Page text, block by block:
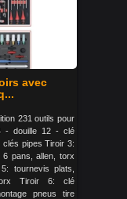
avec
231 outils pour
- douille 12 - clé
clés pipes Tiroir 3:
pans, allen, torx
tournevis plats,
Tiroir 6: clé
pneus tire